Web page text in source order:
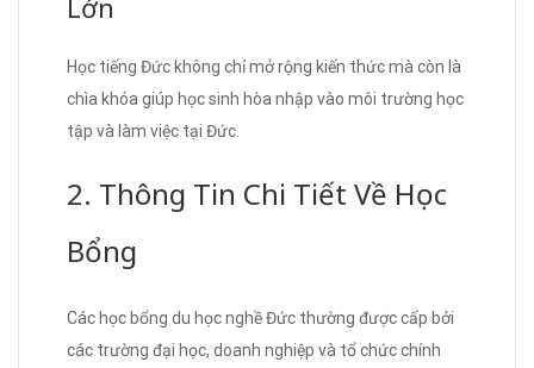
Lớn
Học tiếng Đức không chỉ mở rộng kiến thức mà còn là
chìa khóa giúp học sinh hòa nhập vào môi trường học
tập và làm việc tại Đức.
2. Thông Tin Chi Tiết Về Học
Bổng
Các học bổng du học nghề Đức thường được cấp bởi
các trường đại học, doanh nghiệp và tổ chức chính